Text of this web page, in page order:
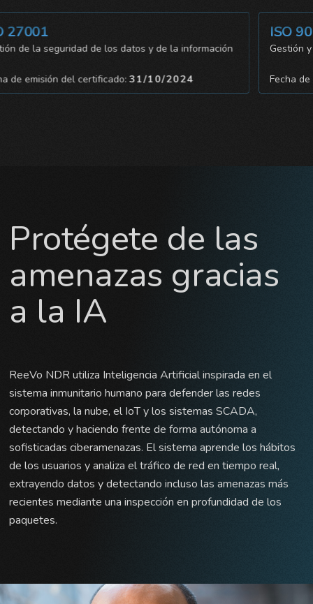
la seguridad de los datos y de la información
emisión del certificado:31/10/2024
ISO 9001
Gestión y
Fecha de
Protégete de las
amenazas gracias
a la IA
ReeVo NDR utiliza Inteligencia Artificial inspirada en el
sistema inmunitario humano para defender las redes
corporativas, la nube, el IoT y los sistemas SCADA,
detectando y haciendo frente de forma autónoma a
sofisticadas ciberamenazas. El sistema aprende los hábitos
de los usuarios y analiza el tráfico de red en tiempo real,
extrayendo datos y detectando incluso las amenazas más
recientes mediante una inspección en profundidad de los
paquetes.